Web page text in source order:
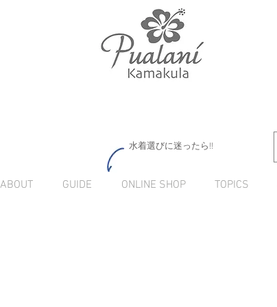
水着選びに迷ったら!!
ABOUT GUIDE ONLINE SHOP TOPICS